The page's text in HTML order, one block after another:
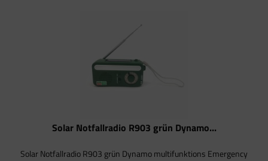
Solar Notfallradio R903 grün Dynamo...
Solar Notfallradio R903 grün Dynamo multifunktions Emergency